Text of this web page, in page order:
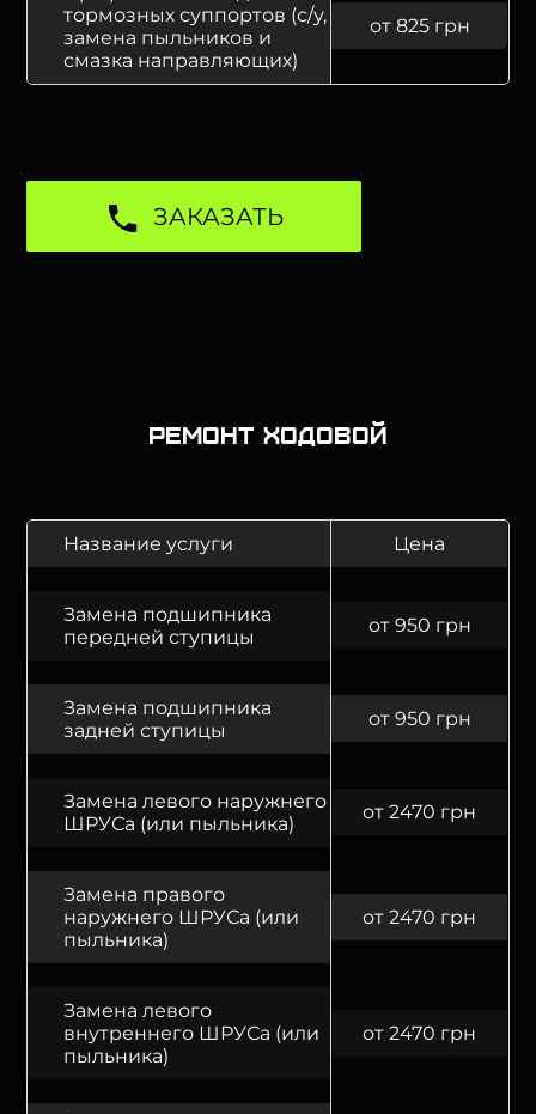
тормозных суппортов (с/у,
замена пыльников и
смазка направляющих)
от 825 грн
ЗАКАЗАТЬ
Ремонт ходовой
Название услуги Цена
Замена подшипника
передней ступицы
от 950 грн
Замена подшипника
задней ступицы
от 950 грн
Замена левого наружнего
ШРУСа (или пыльника)
от 2470 грн
Замена правого
наружнего ШРУСа (или
пыльника)
от 2470 грн
Замена левого
внутреннего ШРУСа (или
пыльника)
от 2470 грн